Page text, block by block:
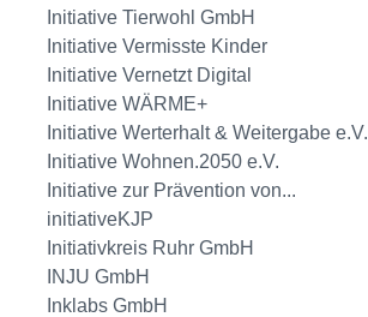
Initiative Tierwohl GmbH
Initiative Vermisste Kinder
Initiative Vernetzt Digital
Initiative WÄRME+
Initiative Werterhalt & Weitergabe e.V.
Initiative Wohnen.2050 e.V.
Initiative zur Prävention von...
initiativeKJP
Initiativkreis Ruhr GmbH
INJU GmbH
Inklabs GmbH